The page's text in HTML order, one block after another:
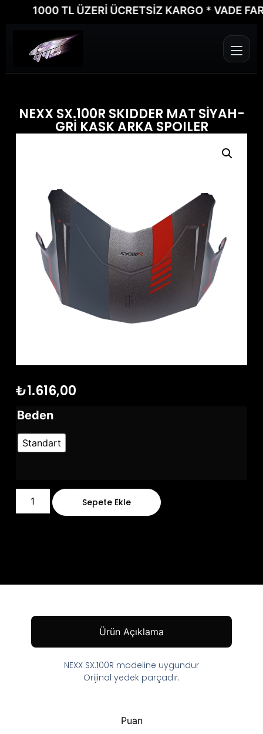
1000 TL ÜZERİ ÜCRETSİZ KARGO * VADE
NEXX SX.100R SKIDDER MAT SİYAH-
GRİ KASK ARKA SPOILER
₺1.616,00
Beden
Standart
Sepete Ekle
Ürün Açıklama
Puan
NEXX SX.100R modeline uygundur
Orijinal yedek parçadır.